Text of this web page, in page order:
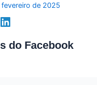
fevereiro de 2025
do Facebook